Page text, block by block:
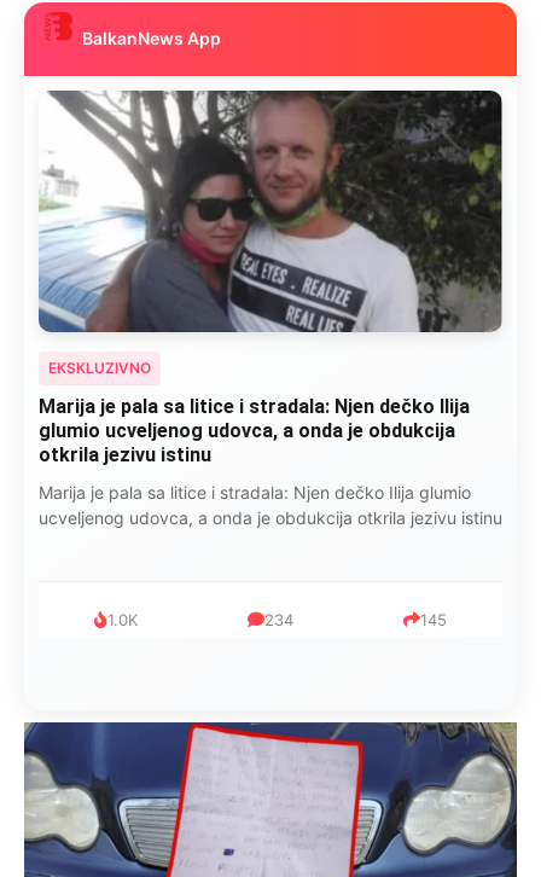
BalkanNews App
EKSKLUZIVNO
Marija je pala sa litice i stradala: Njen dečko Ilija
glumio ucveljenog udovca, a onda je obdukcija
otkrila jezivu istinu
Marija je pala sa litice i stradala: Njen dečko Ilija glumio
ucveljenog udovca, a onda je obdukcija otkrila jezivu istinu
1.0K 234 145